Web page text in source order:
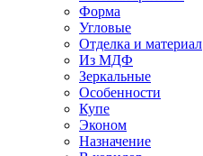
Форма
Угловые
Отделка и материал
Из МДФ
Зеркальные
Особенности
Купе
Эконом
Назначение